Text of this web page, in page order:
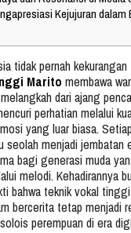
Kejujuran dalam
tidak pernah
Marito membawa
dari ajang
perhatian melalui
yang luar biasa.
seolah menjadi jembatan
bagi generasi muda
melodi. Kehadirannya
bahwa teknik vokal
bercerita tetap menjadi
perempuan di era